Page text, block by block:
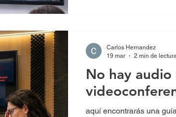
No hay audio
aquí encontrarás una
Carlos Hernandez
19 mar
2 min de lectura